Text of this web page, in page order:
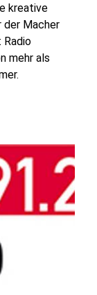
kreative
der Macher
mehr als